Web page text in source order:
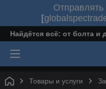
Отправлять
[
Найдётся всё: от болта и
Товары и услуги